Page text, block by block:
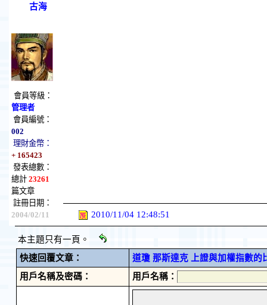
古海
會員等級：
管理者
會員編號：
002
理財金幣：
+ 165423
發表總數：
總計 23261
篇文章
註冊日期：
2004/02/11
2010/11/04 12:48:51
本主題只有一頁。
快速回覆文章：
道瓊 那斯達克 上證與加權指數的
用戶名稱及密碼：
用戶名稱：